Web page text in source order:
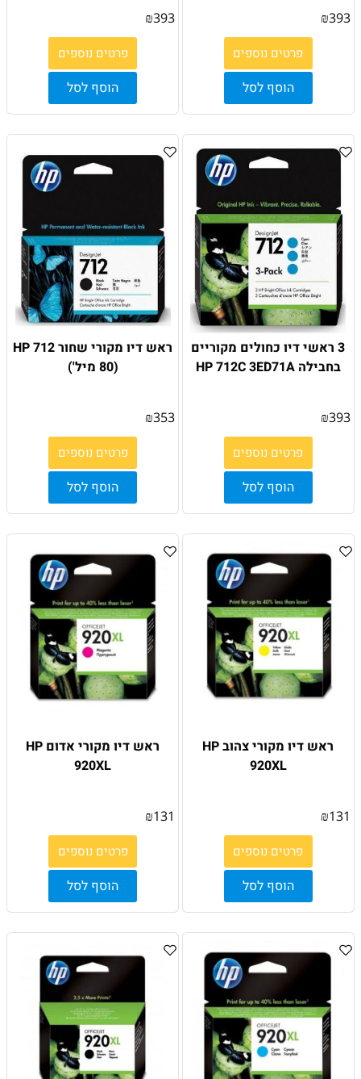
₪393
פרטים נוספים
הוסף לסל
₪393
פרטים נוספים
הוסף לסל
3 ראשי דיו כחולים מקוריים
בחבילה HP 712C 3ED71A
₪393
פרטים נוספים
הוסף לסל
ראש דיו מקורי שחור HP 712
(80 מיל')
₪353
פרטים נוספים
הוסף לסל
ראש דיו מקורי צהוב HP
920XL
₪131
פרטים נוספים
הוסף לסל
ראש דיו מקורי אדום HP
920XL
₪131
פרטים נוספים
הוסף לסל